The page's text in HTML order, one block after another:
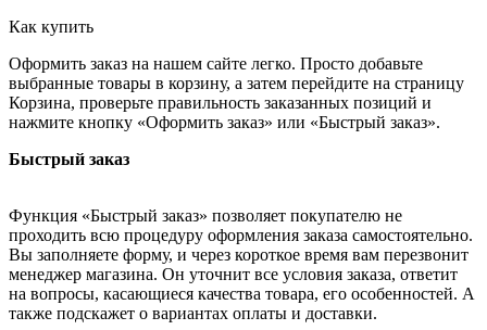
Как купить
Оформить заказ на нашем сайте легко. Просто добавьте
выбранные товары в корзину, а затем перейдите на страницу
Корзина, проверьте правильность заказанных позиций и
нажмите кнопку «Оформить заказ» или «Быстрый заказ».
Быстрый заказ
Функция «Быстрый заказ» позволяет покупателю не
проходить всю процедуру оформления заказа самостоятельно.
Вы заполняете форму, и через короткое время вам перезвонит
менеджер магазина. Он уточнит все условия заказа, ответит
на вопросы, касающиеся качества товара, его особенностей. А
также подскажет о вариантах оплаты и доставки.